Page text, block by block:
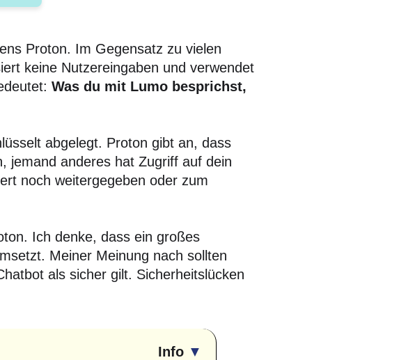
Proton. Im Gegensatz zu vielen
keine Nutzereingaben und verwendet
Was du mit Lumo besprichst,
abgelegt. Proton gibt an, dass
jemand anderes hat Zugriff auf dein
noch weitergegeben oder zum
Ich denke, dass ein großes
Meiner Meinung nach sollten
als sicher gilt. Sicherheitslücken
Info ▼